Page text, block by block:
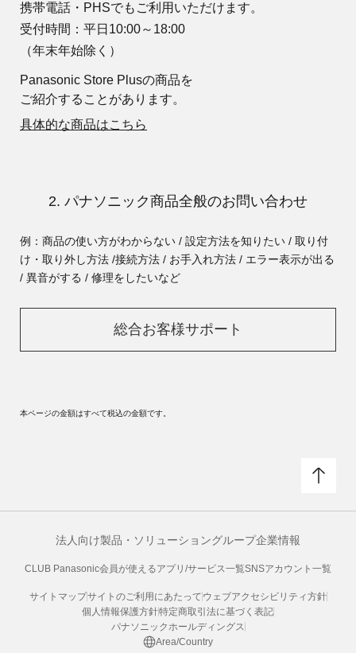
携帯電話・PHSでもご利用いただけます。
受付時間：平日10:00～18:00
（年末年始除く）
Panasonic Store Plusの商品を
ご紹介することがあります。
具体的な商品はこちら
2. パナソニック商品全般のお問い合わせ
例：商品の使い方がわからない / 設定方法を知りたい / 取り付
け・取り外し方法 /接続方法 / お手入れ方法 / エラー表示が出る
/ 異音がする / 修理をしたいなど
総合お客様サポート
本ページの金額はすべて税込の金額です。
法人向け製品・ソリューショングループ企業情報
CLUB Panasonic会員が使えるアプリ/サービス一覧SNSアカウント一覧
サイトマップサイトのご利用にあたって ウェブアクセシビリティ方針
個人情報保護方針特定商取引法に基づく表記
パナソニックホールディングス
Area/Country